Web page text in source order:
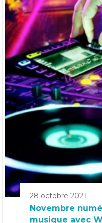
28 octobre 2021
Novembre
musique avec